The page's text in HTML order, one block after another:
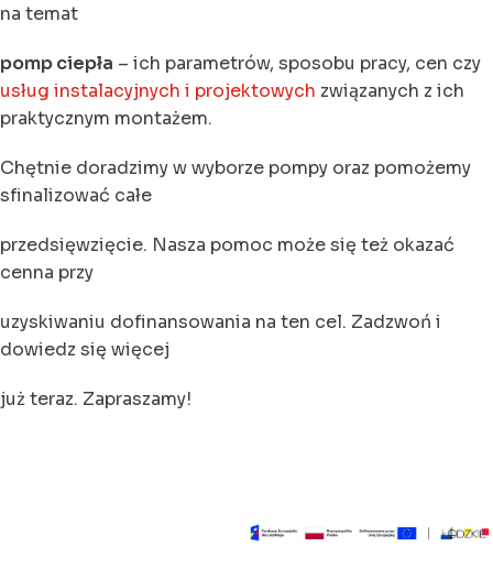
na temat
pomp ciepła – ich parametrów, sposobu pracy, cen czy
usług instalacyjnych i projektowych związanych z ich
praktycznym montażem.
Chętnie doradzimy w wyborze pompy oraz pomożemy
sfinalizować całe
przedsięwzięcie. Nasza pomoc może się też okazać
cenna przy
uzyskiwaniu dofinansowania na ten cel. Zadzwoń i
dowiedz się więcej
już teraz. Zapraszamy!